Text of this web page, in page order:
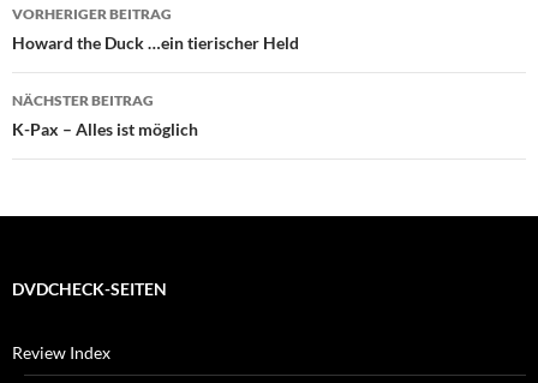
VORHERIGER BEITRAG
Howard the Duck …ein tierischer Held
NÄCHSTER BEITRAG
K-Pax – Alles ist möglich
DVDCHECK-SEITEN
Review Index